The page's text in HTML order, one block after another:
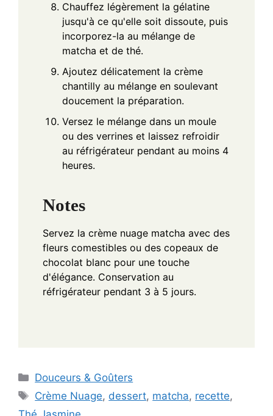
Chauffez légèrement la gélatine
jusqu'à ce qu'elle soit dissoute, puis
incorporez-la au mélange de
matcha et de thé.
Ajoutez délicatement la crème
chantilly au mélange en soulevant
doucement la préparation.
Versez le mélange dans un moule
ou des verrines et laissez refroidir
au réfrigérateur pendant au moins 4
heures.
Notes
Servez la crème nuage matcha avec des
fleurs comestibles ou des copeaux de
chocolat blanc pour une touche
d'élégance. Conservation au
réfrigérateur pendant 3 à 5 jours.
Categories
Douceurs & Goûters
Tags
Crème Nuage, dessert, matcha, recette,